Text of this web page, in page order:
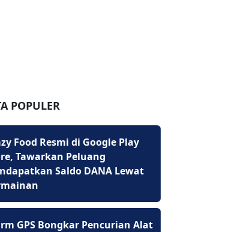
POPULER
Food Resmi di Google Play
Tawarkan Peluang
Saldo DANA Lewat
GPS Bongkar Pencurian Alat